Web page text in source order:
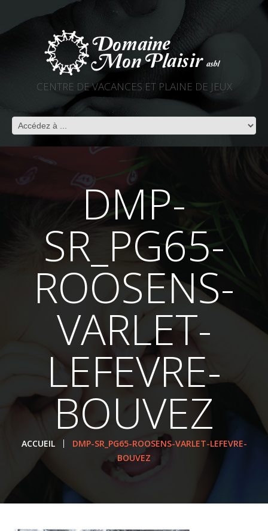
CENTRE DE VACANCES ET PLAINE DE JEUX
DMP-
SR_PG65-
ROOSENS-
VARLET-
LEFEVRE-
BOUVEZ
ACCUEIL
DMP-SR_PG65-ROOSENS-VARLET-LEFEVRE-
BOUVEZ